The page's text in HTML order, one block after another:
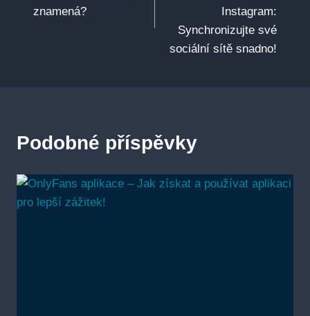
příspěvek
znamená?
Instagram:
Synchronizujte své
sociální sítě snadno!
Podobné příspěvky